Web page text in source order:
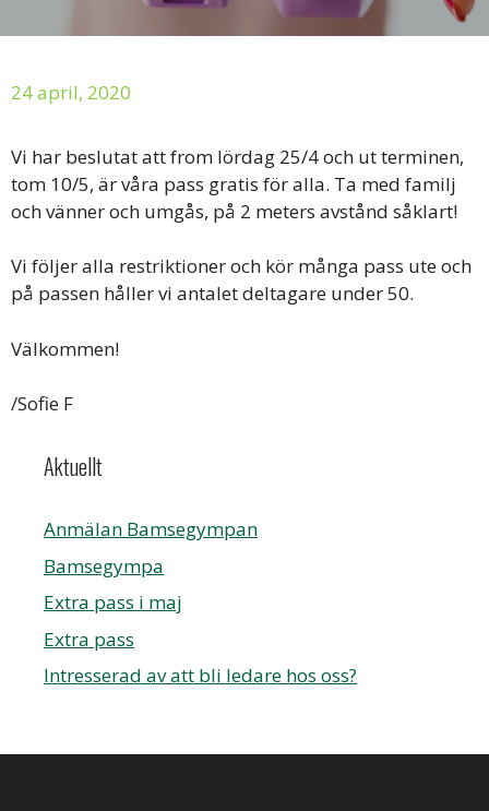
24 april, 2020
Vi har beslutat att from lördag 25/4 och ut terminen,
tom 10/5, är våra pass gratis för alla. Ta med familj
och vänner och umgås, på 2 meters avstånd såklart!
Vi följer alla restriktioner och kör många pass ute och
på passen håller vi antalet deltagare under 50.
Välkommen!
/Sofie F
Aktuellt
Anmälan Bamsegympan
Bamsegympa
Extra pass i maj
Extra pass
Intresserad av att bli ledare hos oss?